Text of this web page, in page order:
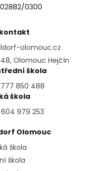
0300
olomouc.cz
Olomouc Hejčín
škola
850 488
škola
979 253
Olomouc
škola
škola